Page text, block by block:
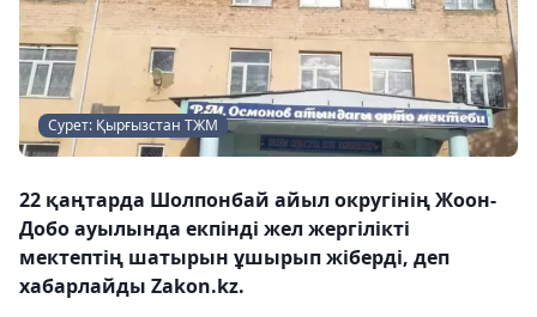
Сурет: Қырғызстан ТЖМ
22 қаңтарда Шолпонбай айыл округінің Жоон-
Добо ауылында екпінді жел жергілікті
мектептің шатырын ұшырып жіберді, деп
хабарлайды Zakon.kz.